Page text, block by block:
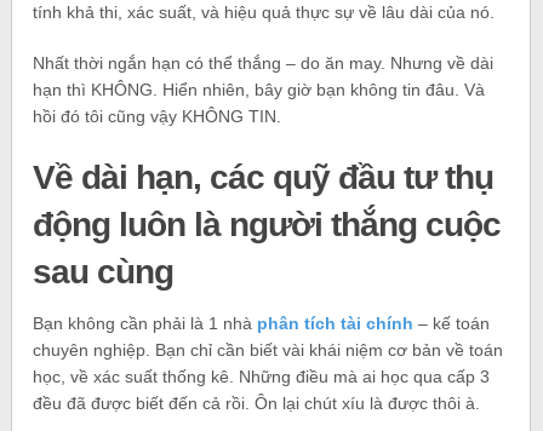
tính khả thi, xác suất, và hiệu quả thực sự về lâu dài của nó.
Nhất thời ngắn hạn có thể thắng – do ăn may. Nhưng về dài
hạn thì KHÔNG. Hiển nhiên, bây giờ bạn không tin đâu. Và
hồi đó tôi cũng vậy KHÔNG TIN.
Về dài hạn, các quỹ đầu tư thụ
động luôn là người thắng cuộc
sau cùng
Bạn không cần phải là 1 nhà phân tích tài chính – kế toán
chuyên nghiệp. Bạn chỉ cần biết vài khái niệm cơ bản về toán
học, về xác suất thống kê. Những điều mà ai học qua cấp 3
đều đã được biết đến cả rồi. Ôn lại chút xíu là được thôi à.